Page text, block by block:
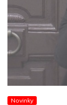
Novinky